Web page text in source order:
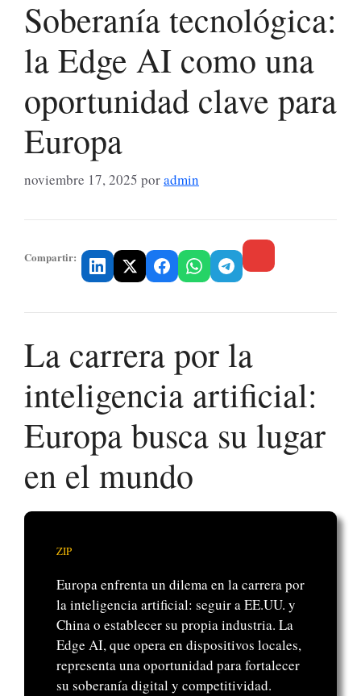
Soberanía tecnológica:
la Edge AI como una
oportunidad clave para
Europa
noviembre 17, 2025 poradmin
Compartir:
La carrera por la
inteligencia artificial:
Europa busca su lugar
en el mundo
ZIP
Europa enfrenta un dilema en la carrera por
la inteligencia artificial: seguir a EE.UU. y
China o establecer su propia industria. La
Edge AI, que opera en dispositivos locales,
representa una oportunidad para fortalecer
su soberanía digital y competitividad.